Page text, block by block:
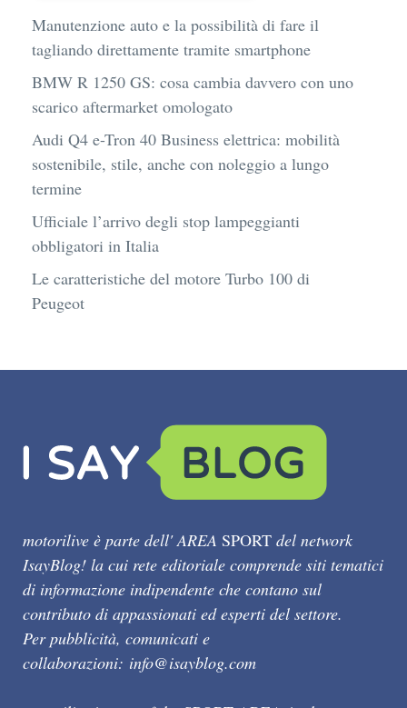
Manutenzione auto e la possibilità di fare il
tagliando direttamente tramite smartphone
BMW R 1250 GS: cosa cambia davvero con uno
scarico aftermarket omologato
Audi Q4 e-Tron 40 Business elettrica: mobilità
sostenibile, stile, anche con noleggio a lungo
termine
Ufficiale l’arrivo degli stop lampeggianti
obbligatori in Italia
Le caratteristiche del motore Turbo 100 di
Peugeot
motorilive è parte dell' AREA SPORT del network
IsayBlog! la cui rete editoriale comprende siti tematici
di informazione indipendente che contano sul
contributo di appassionati ed esperti del settore.
Per pubblicità, comunicati e
collaborazioni: info@isayblog.com